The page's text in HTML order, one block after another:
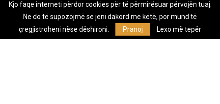
Rreth nesh Impresumi Marketing
Kontakt
Privacy Policy
Zhurnal.mk është Agjenci e Lajmeve e pavarur, e themeluar në vitin
Kjo faqe interneti përdor cookies për të përmirësuar përvojën tuaj.
Ne do të supozojmë se jeni dakord me këtë, por mund të
çregjistroheni nëse dëshironi.
Pranoj Lexo më tepër